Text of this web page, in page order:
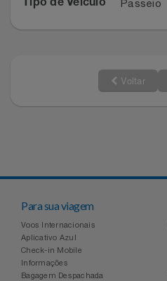
Tipo de Veículo Passeio
Voltar
Para sua viagem
Voos Internacionais
Aplicativo Azul
Check-in Mobile
Informações
Bagagem Despachada